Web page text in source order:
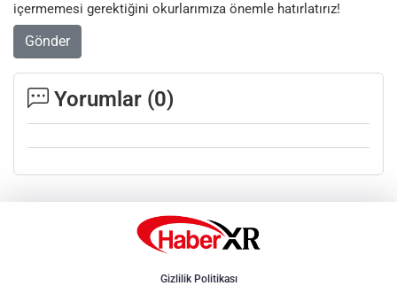
içermemesi gerektiğini okurlarımıza önemle hatırlatırız!
Gönder
Yorumlar (0)
Gizlilik Politikası